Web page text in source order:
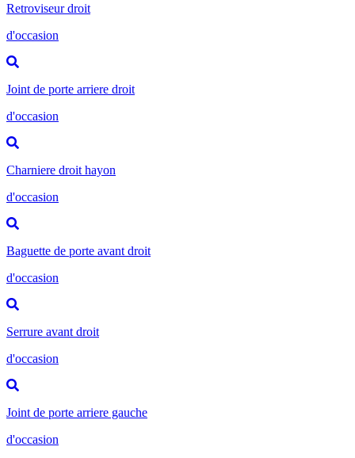
Retroviseur droit
d'occasion
Joint de porte arriere droit
d'occasion
Charniere droit hayon
d'occasion
Baguette de porte avant droit
d'occasion
Serrure avant droit
d'occasion
Joint de porte arriere gauche
d'occasion